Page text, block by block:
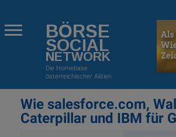
BÖRSE
SOCIAL
NETWORK
Die Homebase
österreichischer Aktien
Wie salesforce.com,
Caterpillar und IBM für